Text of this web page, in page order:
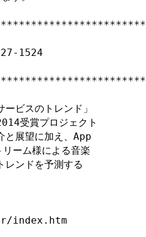
1524
ビスのトレンド」
受賞プロジェクト
と展望に加え、App
ーム様による音楽
レンドを予測する
index.htm